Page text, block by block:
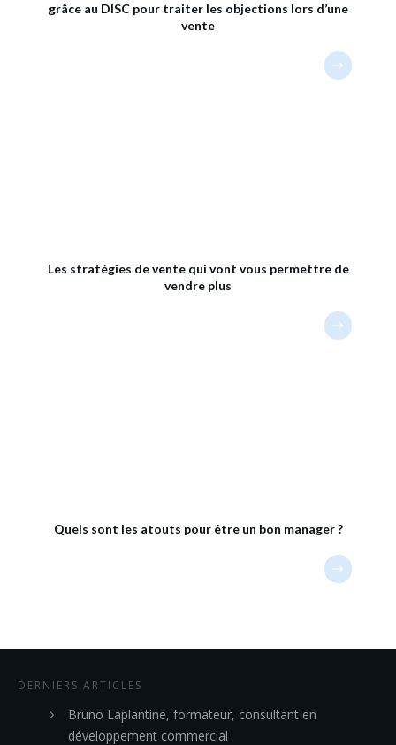
grâce au DISC pour traiter les objections lors d’une
vente
Les stratégies de vente qui vont vous permettre de
vendre plus
Quels sont les atouts pour être un bon manager ?
DERNIERS ARTICLES
Bruno Laplantine, formateur, consultant en
développement commercial